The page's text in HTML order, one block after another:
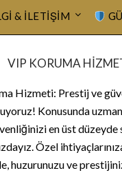
& İLETIŞIM
VIP KORUMA
Hizmeti: Prestij ve
Konusunda
en üst düzeyde
Özel
huzurunuzu ve